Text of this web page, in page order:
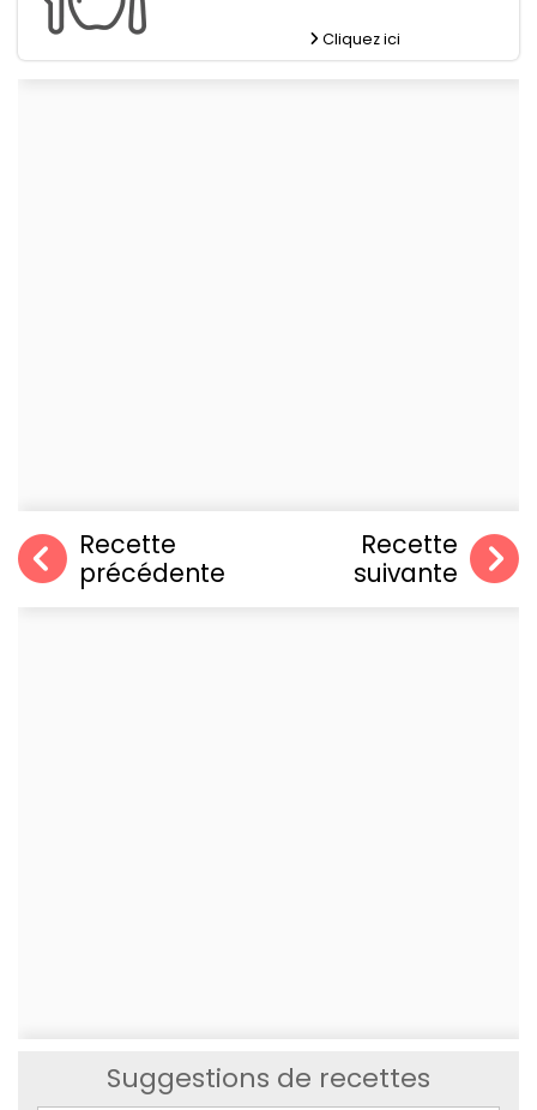
Cliquez ici
Recette
précédente
Recette
suivante
Suggestions de recettes